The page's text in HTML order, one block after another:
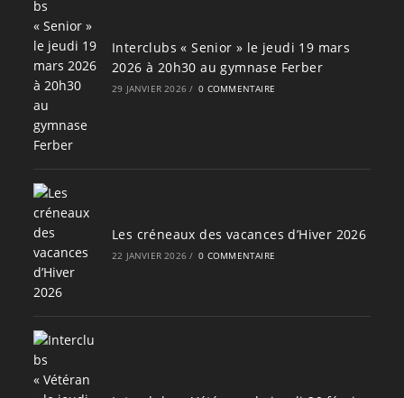
Interclubs « Senior » le jeudi 19 mars
2026 à 20h30 au gymnase Ferber
29 JANVIER 2026 / 0 COMMENTAIRE
Les créneaux des vacances d’Hiver 2026
22 JANVIER 2026 / 0 COMMENTAIRE